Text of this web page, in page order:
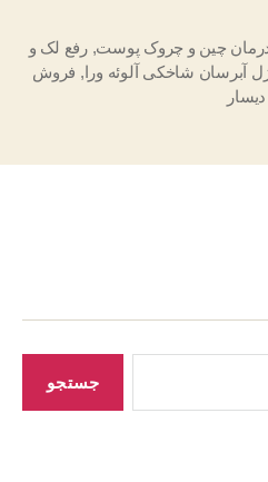
چین و چروک پوست,رفع لک و
آبرسان شاخکی آلوئه ورا, فروش